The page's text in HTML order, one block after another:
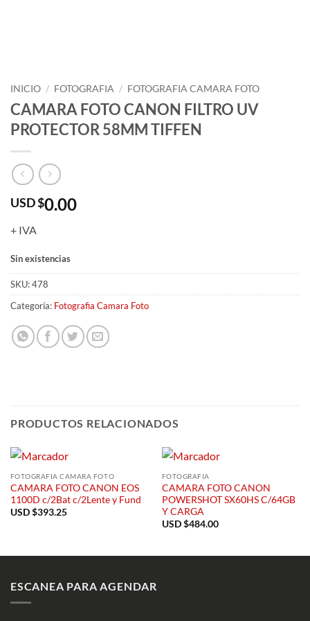
INICIO / FOTOGRAFIA / FOTOGRAFIA CAMARA FOTO
CAMARA FOTO CANON FILTRO UV
PROTECTOR 58MM TIFFEN
USD $0.00
+ IVA
Sin existencias
SKU:478
Categoría: Fotografia Camara Foto
PRODUCTOS RELACIONADOS
FOTOGRAFIA CAMARA FOTO
CAMARA FOTO CANON EOS
1100D c/2Bat c/2Lente y Fund
USD $393.25
FOTOGRAFIA
CAMARA FOTO CANON
POWERSHOT SX60HS C/64GB
Y CARGA
USD $484.00
ESCANEA PARA AGENDAR